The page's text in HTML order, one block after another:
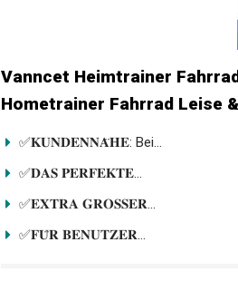
Vanncet Heimtrainer
Hometrainer Fahrrad Leise
✅𝐊𝐔𝐍𝐃𝐄𝐍𝐍𝐀̈𝐇𝐄: Bei...
✅𝐃𝐀𝐒 𝐏𝐄𝐑𝐅𝐄𝐊𝐓𝐄...
✅𝐄𝐗𝐓𝐑𝐀 𝐆𝐑𝐎𝐒𝐒𝐄𝐑...
✅𝐅𝐔̈𝐑 𝐁𝐄𝐍𝐔𝐓𝐙𝐄𝐑...